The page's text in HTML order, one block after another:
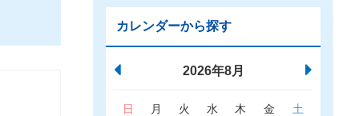
カレンダーから探す
2026年8月
日 月 火 水 木 金 土